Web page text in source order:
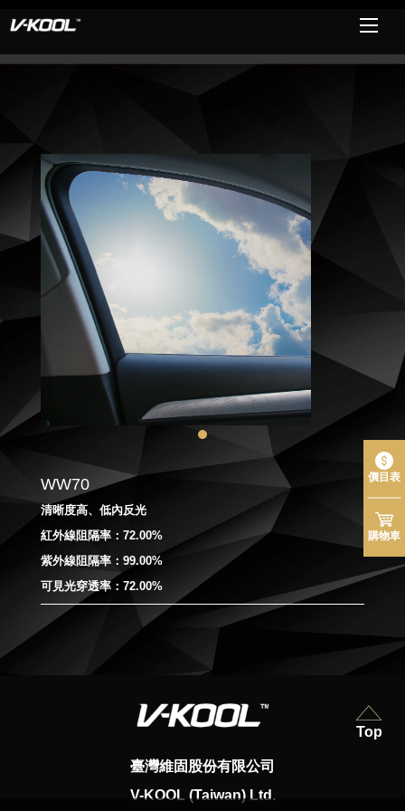
WW70
清晰度高、低內反光
紅外線阻隔率：72.00%
紫外線阻隔率：99.00%
可見光穿透率：72.00%
臺灣維固股份有限公司
V-KOOL (Taiwan) Ltd.
Top
價目表
購物車